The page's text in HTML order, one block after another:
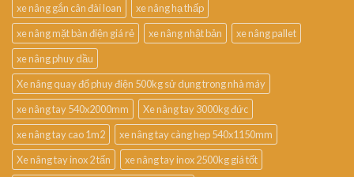
xe nâng gắn cân đài loan
xe nâng hạ thấp
xe nâng mặt bàn điện giá rẻ
xe nâng nhật bản
xe nâng pallet
xe nâng phuy dầu
Xe nâng quay đổ phuy điện 500kg sử dụng trong nhà máy
xe nâng tay 540x2000mm
Xe nâng tay 3000kg đức
xe nâng tay cao 1m2
xe nâng tay càng hẹp 540x1150mm
Xe nâng tay inox 2 tấn
xe nâng tay inox 2500kg giá tốt